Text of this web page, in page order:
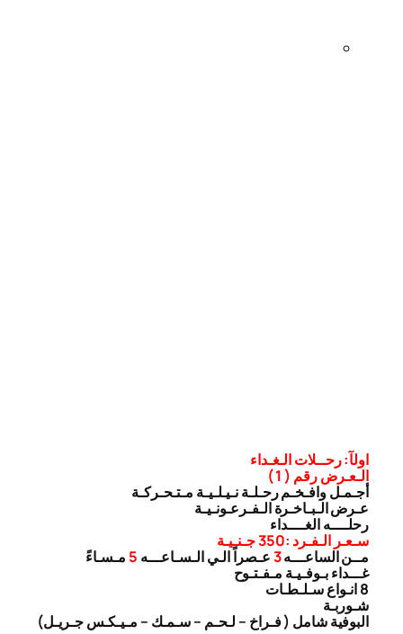
اولآ: رحــلات الـغـداء
الـعـرض رقم ( 1 )
أجـمـل وافـخـم رحـلـة نـيـلـيـة مـتـحـركـة
عـرض الـبـاخـرة الـفـرعـونـيـة
رحلــــه الغــــداء
سـعـر الـفـرد :350 جـنـيـة
مــن الساعـــه3عـصراً الـي الـسـاعـــه 5 مـسـاءً
غـــداء بـوفـيـة مـفـتـوح
8 انـواع سـلـطـات
شـوربـة
البوفية شامل ( فـراخ – لـحـم – سـمـك – مـيـكـس جـريـل)